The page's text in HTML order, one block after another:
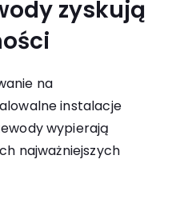
zyskują
na
instalacje
wypierają
najważniejszych